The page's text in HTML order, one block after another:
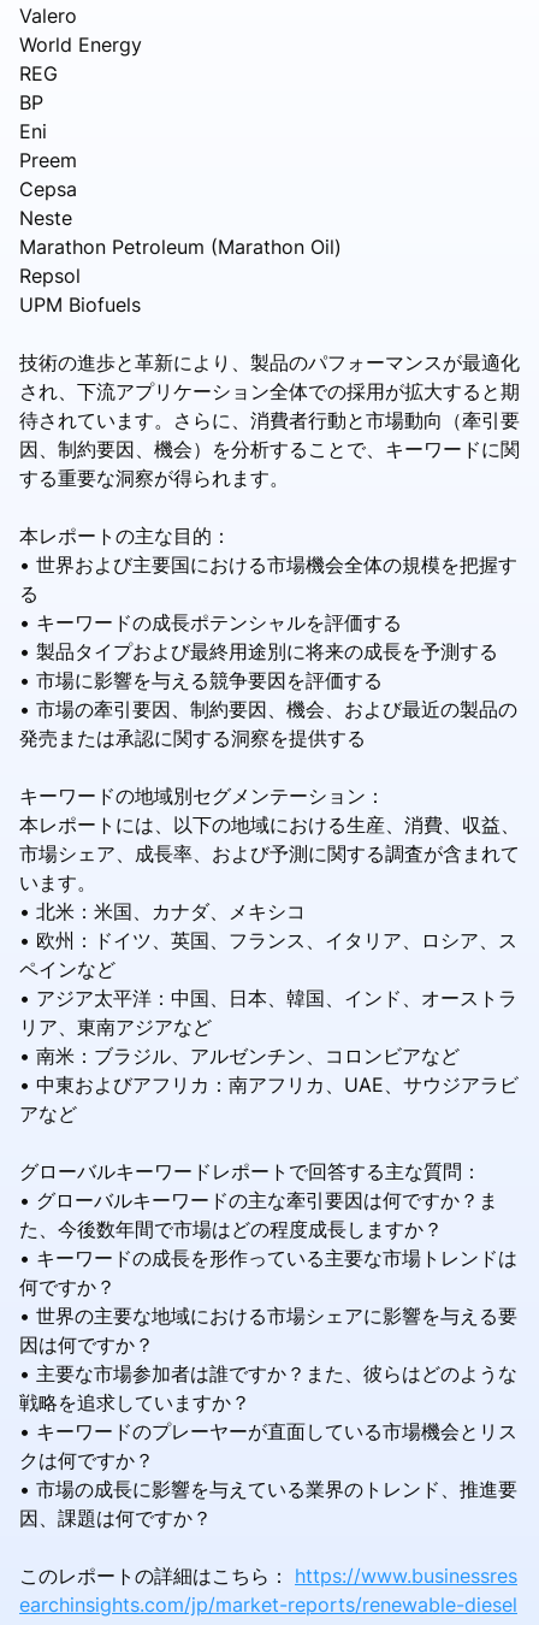
Valero
World Energy
REG
BP
Eni
Preem
Cepsa
Neste
Marathon Petroleum (Marathon Oil)
Repsol
UPM Biofuels
技術の進歩と革新により、製品のパフォーマンスが最適化
され、下流アプリケーション全体での採用が拡大すると期
待されています。さらに、消費者行動と市場動向（牽引要
因、制約要因、機会）を分析することで、キーワードに関
する重要な洞察が得られます。
本レポートの主な目的：
• 世界および主要国における市場機会全体の規模を把握す
る
• キーワードの成長ポテンシャルを評価する
• 製品タイプおよび最終用途別に将来の成長を予測する
• 市場に影響を与える競争要因を評価する
• 市場の牽引要因、制約要因、機会、および最近の製品の
発売または承認に関する洞察を提供する
キーワードの地域別セグメンテーション：
本レポートには、以下の地域における生産、消費、収益、
市場シェア、成長率、および予測に関する調査が含まれて
います。
• 北米：米国、カナダ、メキシコ
• 欧州：ドイツ、英国、フランス、イタリア、ロシア、ス
ペインなど
• アジア太平洋：中国、日本、韓国、インド、オーストラ
リア、東南アジアなど
• 南米：ブラジル、アルゼンチン、コロンビアなど
• 中東およびアフリカ：南アフリカ、UAE、サウジアラビ
アなど
グローバルキーワードレポートで回答する主な質問：
• グローバルキーワードの主な牽引要因は何ですか？ま
た、今後数年間で市場はどの程度成長しますか？
• キーワードの成長を形作っている主要な市場トレンドは
何ですか？
• 世界の主要な地域における市場シェアに影響を与える要
因は何ですか？
• 主要な市場参加者は誰ですか？また、彼らはどのような
戦略を追求していますか？
• キーワードのプレーヤーが直面している市場機会とリス
クは何ですか？
• 市場の成長に影響を与えている業界のトレンド、推進要
因、課題は何ですか？
このレポートの詳細はこちら： https://www.businessres
earchinsights.com/jp/market-reports/renewable-diesel